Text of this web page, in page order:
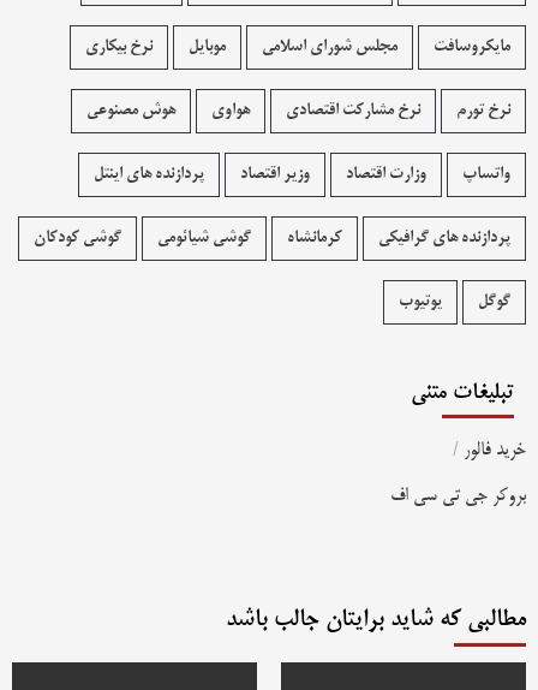
مایکروسافت مجلس شورای اسلامی موبایل نرخ بیکاری
نرخ تورم نرخ مشارکت اقتصادی هواوی هوش مصنوعی
واتساپ وزارت اقتصاد وزیر اقتصاد پردازنده های اینتل
پردازنده های گرافیکی کرمانشاه گوشی شیائومی گوشی کودکان
گوگل یوتیوب
تبلیغات متنی
خرید فالور /
بروکر جی تی سی اف
مطالبی که شاید برایتان جالب باشد